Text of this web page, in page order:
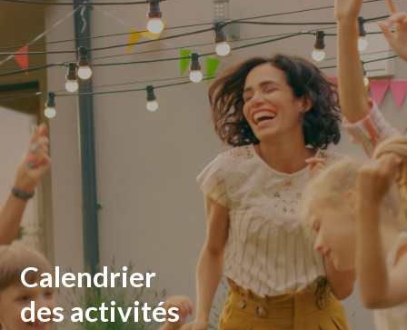
Calendrier
des activités